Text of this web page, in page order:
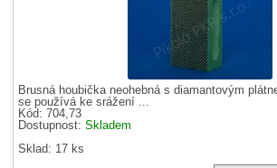
Brusná houbička neohebná s diamantovým
se používá ke srážení ...
Kód: 704,73
Dostupnost:Skladem
Sklad: 17 ks